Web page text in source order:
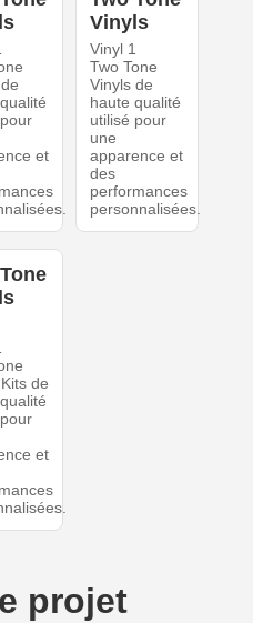
et
Vinyls
Vinyl 1
Two Tone
Vinyls de
haute qualité
utilisé pour
une
apparence et
des
performances
personnalisées.
de
et
projet